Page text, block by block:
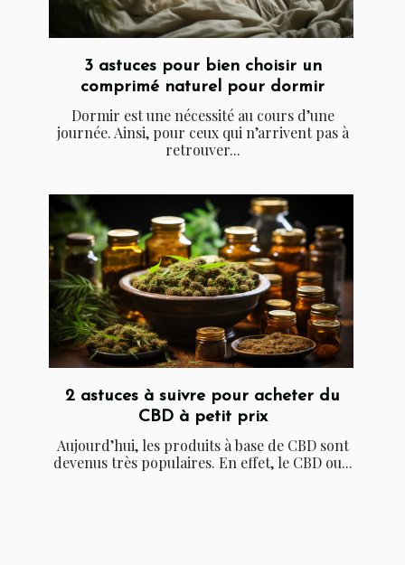
3 astuces pour bien choisir un
comprimé naturel pour dormir
Dormir est une nécessité au cours d’une
journée. Ainsi, pour ceux qui n’arrivent pas à
retrouver...
2 astuces à suivre pour acheter du
CBD à petit prix
Aujourd’hui, les produits à base de CBD sont
devenus très populaires. En effet, le CBD ou...